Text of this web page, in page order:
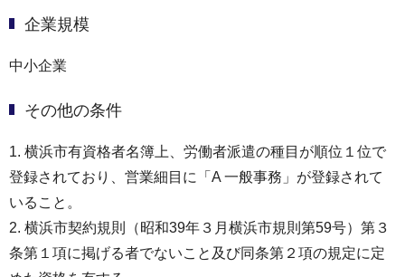
企業規模
中小企業
その他の条件
1. 横浜市有資格者名簿上、労働者派遣の種目が順位１位で
登録されており、営業細目に「A 一般事務」が登録されて
いること。
2. 横浜市契約規則（昭和39年３月横浜市規則第59号）第３
条第１項に掲げる者でないこと及び同条第２項の規定に定